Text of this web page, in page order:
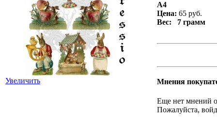
Увеличить
А4
Цена: 65 руб.
Вес: 7 грамм
Мнения
Еще нет мнений
Пожалуйста,